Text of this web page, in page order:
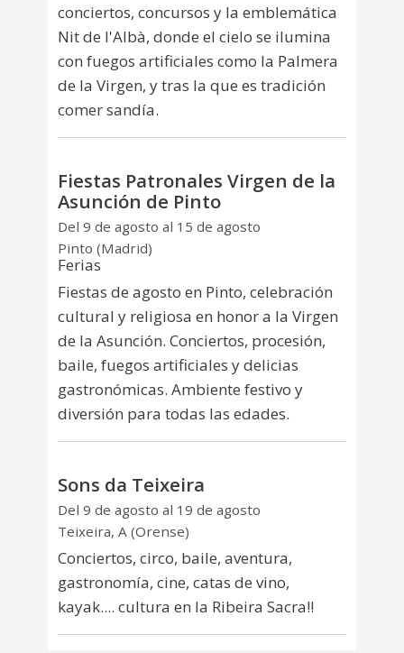
conciertos, concursos y la emblemática
Nit de l'Albà, donde el cielo se ilumina
con fuegos artificiales como la Palmera
de la Virgen, y tras la que es tradición
comer sandía.
Fiestas Patronales Virgen de la
Asunción de Pinto
Del 9 de agosto al 15 de agosto
Pinto (Madrid)
Ferias
Fiestas de agosto en Pinto, celebración
cultural y religiosa en honor a la Virgen
de la Asunción. Conciertos, procesión,
baile, fuegos artificiales y delicias
gastronómicas. Ambiente festivo y
diversión para todas las edades.
Sons da Teixeira
Del 9 de agosto al 19 de agosto
Teixeira, A (Orense)
Conciertos, circo, baile, aventura,
gastronomía, cine, catas de vino,
kayak.... cultura en la Ribeira Sacra!!